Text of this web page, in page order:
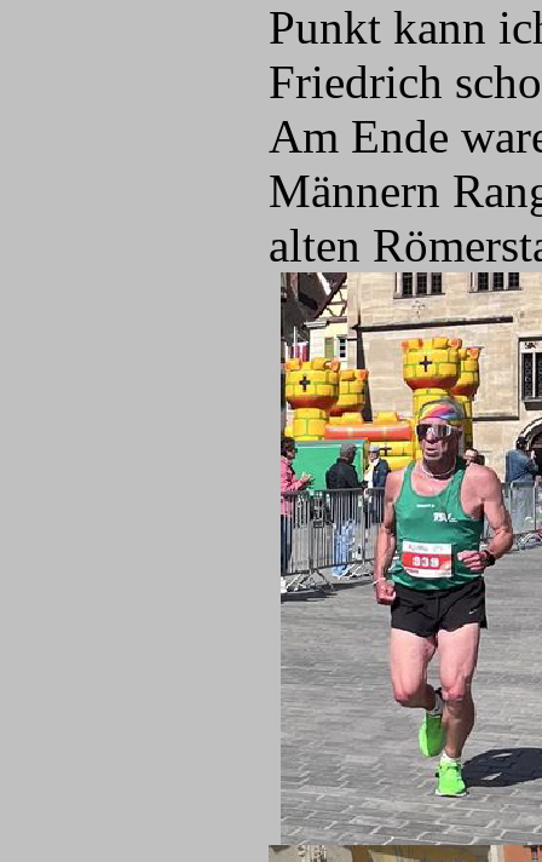
Punkt kann
Friedrich
Am Ende
Männern
alten